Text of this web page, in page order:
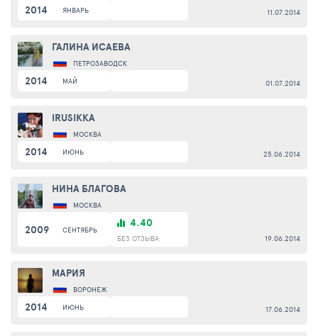
2014 ЯНВАРЬ 11.07.2014
ГАЛИНА ИСАЕВА
ПЕТРОЗАВОДСК
2014 МАЙ 01.07.2014
IRUSIKKA
МОСКВА
2014 ИЮНЬ 25.06.2014
НИНА БЛАГОВА
МОСКВА
2009 СЕНТЯБРЬ 4.40
БЕЗ ОТЗЫВА 19.06.2014
МАРИЯ
ВОРОНЕЖ
2014 ИЮНЬ 17.06.2014